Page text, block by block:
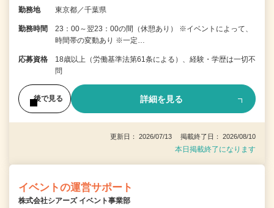
勤務地 東京都／千葉県
勤務時間
23：00～翌23：00の間（休憩あり） ※イベントによって、
時間帯の変動あり ※一定…
応募資格
18歳以上（労働基準法第61条による）、経験・学歴は一切不
問
後で見る 詳細を見る
更新日： 2026/07/13 掲載終了日： 2026/08/10
本日掲載終了になります
イベントの運営サポート
株式会社シアーズ イベント事業部